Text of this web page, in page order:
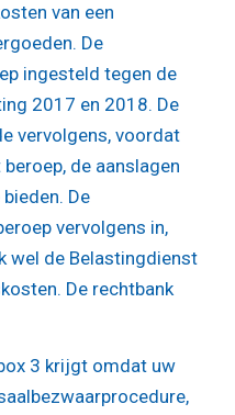
van een
De
ingesteld tegen de
2017 en 2018. De
vervolgens, voordat
de aanslagen
De
vervolgens in,
wel de Belastingdienst
De rechtbank
3 krijgt omdat uw